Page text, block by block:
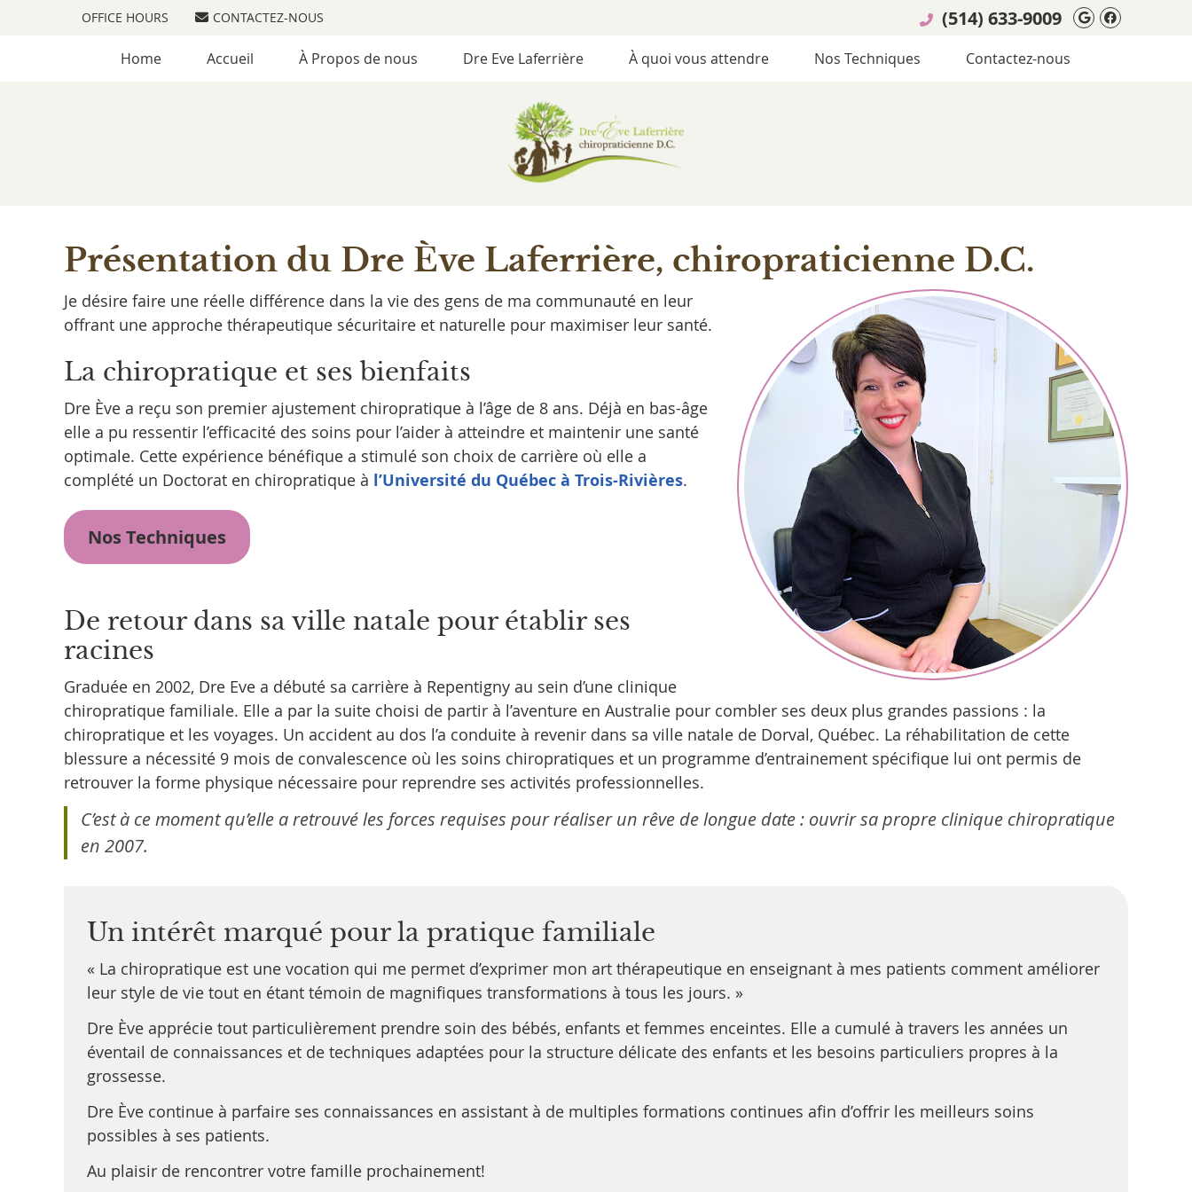
OFFICE HOURS CONTACTEZ-NOUS Google
(514) 633-9009
Home Accueil À Propos de nous Dre Eve Laferrière À quoi vous attendre Nos Techniques Contactez-nous
Présentation du Dre Ève Laferrière, chiropraticienne D.C.
Je désire faire une réelle différence dans la vie des gens de ma communauté en leur
offrant une approche thérapeutique sécuritaire et naturelle pour maximiser leur santé.
La chiropratique et ses bienfaits
Dre Ève a reçu son premier ajustement chiropratique à l’âge de 8 ans. Déjà en bas-âge
elle a pu ressentir l’efficacité des soins pour l’aider à atteindre et maintenir une santé
optimale. Cette expérience bénéfique a stimulé son choix de carrière où elle a
complété un Doctorat en chiropratique à l’Université du Québec à Trois-Rivières.
Nos Techniques
De retour dans sa ville natale pour établir ses
racines
Graduée en 2002, Dre Eve a débuté sa carrière à Repentigny au sein d’une clinique
chiropratique familiale. Elle a par la suite choisi de partir à l’aventure en Australie pour combler ses deux plus grandes passions : la
chiropratique et les voyages. Un accident au dos l’a conduite à revenir dans sa ville natale de Dorval, Québec. La réhabilitation de cette
blessure a nécessité 9 mois de convalescence où les soins chiropratiques et un programme d’entrainement spécifique lui ont permis de
retrouver la forme physique nécessaire pour reprendre ses activités professionnelles.
C’est à ce moment qu’elle a retrouvé les forces requises pour réaliser un rêve de longue date : ouvrir sa propre clinique chiropratique
en 2007.
Un intérêt marqué pour la pratique familiale
« La chiropratique est une vocation qui me permet d’exprimer mon art thérapeutique en enseignant à mes patients comment améliorer
leur style de vie tout en étant témoin de magnifiques transformations à tous les jours. »
Dre Ève apprécie tout particulièrement prendre soin des bébés, enfants et femmes enceintes. Elle a cumulé à travers les années un
éventail de connaissances et de techniques adaptées pour la structure délicate des enfants et les besoins particuliers propres à la
grossesse.
Dre Ève continue à parfaire ses connaissances en assistant à de multiples formations continues afin d’offrir les meilleurs soins
possibles à ses patients.
Au plaisir de rencontrer votre famille prochainement!